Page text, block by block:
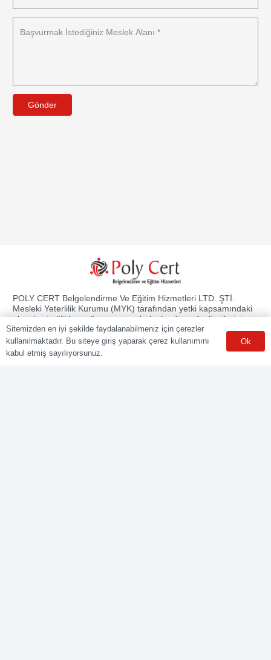
Gönder
POLY CERT Belgelendirme Ve Eğitim Hizmetleri LTD. ŞTİ.
Mesleki Yeterlilik Kurumu (MYK) tarafından yetki kapsamındaki
ulusal yeterliliklere göre sınav ve belgelendirme faaliyetlerini
yürüten Yetkilendirilmiş Belgelendirme Kuruluşudur.
Kurumsal
Sitemizden en iyi şekilde faydalanabilmeniz için çerezler
kullanılmaktadır. Bu siteye giriş yaparak çerez kullanımını
kabul etmiş sayılıyorsunuz.
Ok